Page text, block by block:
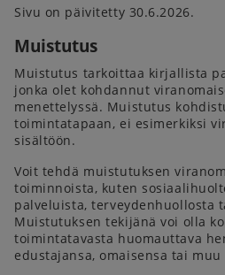
Sivu on päivitetty 30.6.2026.
Muistutus
Muistutus tarkoittaa kirjallista
jonka olet kohdannut
menettelyssä. Muistutus
toimintatapaan, ei esimerkiksi
sisältöön.
Voit tehdä muistutuksen
toiminnoista, kuten
palveluista, terveydenhuollosta
Muistutuksen tekijänä voi olla
toimintatavasta huomauttava
edustajansa, omaisensa tai muu